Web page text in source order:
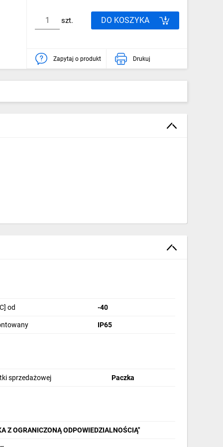
szt. DO KOSZYKA
Zapytaj o produkt Drukuj
od -40
IP65
sprzedażowej Paczka
Z OGRANICZONĄ ODPOWIEDZIALNOŚCIĄ"